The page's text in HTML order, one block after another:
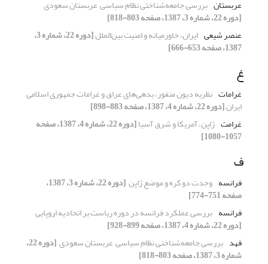
عربستان بررسی جامعه‌شناختی نظام سیاسی ‏ عربستان سعودی ‏
[دوره 22، شماره 3، 1387، صفحه 803-818]
عنصر شیعی ایران، خاورمیانه و امنیت بین‌الملل [دوره 22، شماره 3،
1387، صفحه 653-666]
غ
غرامات نظریه دیون منفور، بدهی‌‌های عراق و غرامات ‏جمهوری اسلامی
ایران[دوره 22، شماره 4، 1387، صفحه 883-898]
غرامت ژاپن، آمریکا و شرق آسیا [دوره 22، شماره 4، 1387، صفحه
1057-1080]
ف
فرانسه وحدت دو کره و موضع ژاپن ‏ [دوره 22، شماره 3، 1387،
صفحه 751-774]
فرانسه بررسی عملکرد فرانسه در دوره ریاست بر اتحادیه ‏اروپایی
[دوره 22، شماره 4، 1387، صفحه 899-928]
فهد بررسی جامعه‌شناختی نظام سیاسی ‏ عربستان سعودی ‏ [دوره 22،
شماره 3، 1387، صفحه 803-818]